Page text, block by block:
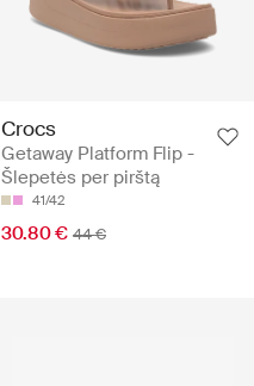
Crocs
Getaway Platform Flip -
Šlepetės per pirštą
41/42
30.80 € 44 €